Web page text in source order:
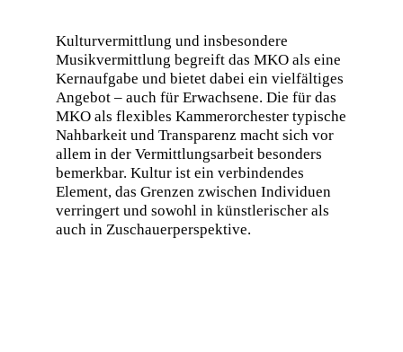
Kulturvermittlung und insbesondere
Musikvermittlung begreift das MKO als eine
Kernaufgabe und bietet dabei ein vielfältiges
Angebot – auch für Erwachsene. Die für das
MKO als flexibles Kammerorchester typische
Nahbarkeit und Transparenz macht sich vor
allem in der Vermittlungsarbeit besonders
bemerkbar. Kultur ist ein verbindendes
Element, das Grenzen zwischen Individuen
verringert und sowohl in künstlerischer als
auch in Zuschauerperspektive.